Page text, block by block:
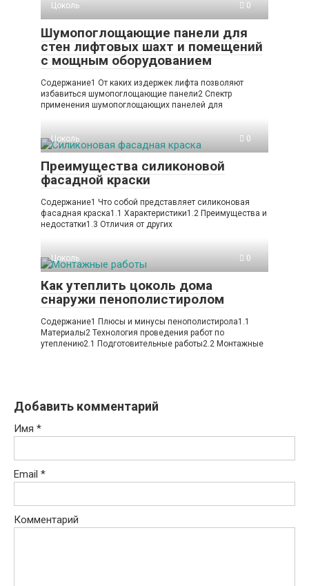
Цоколь
0
Шумопоглощающие панели для
стен лифтовых шахт и помещений
с мощным оборудованием
Содержание1 От каких издержек лифта позволяют
избавиться шумопоглощающие панели2 Спектр
применения шумопоглощающих панелей для
Цоколь 0
Преимущества силиконовой
фасадной краски
Содержание1 Что собой представляет силиконовая
фасадная краска1.1 Характеристики1.2 Преимущества и
недостатки1.3 Отличия от других
Цоколь 0
Как утеплить цоколь дома
снаружи пенополистиролом
Содержание1 Плюсы и минусы пенополистирола1.1
Материалы2 Технология проведения работ по
утеплению2.1 Подготовительные работы2.2 Монтажные
Добавить комментарий
Имя *
Email *
Комментарий